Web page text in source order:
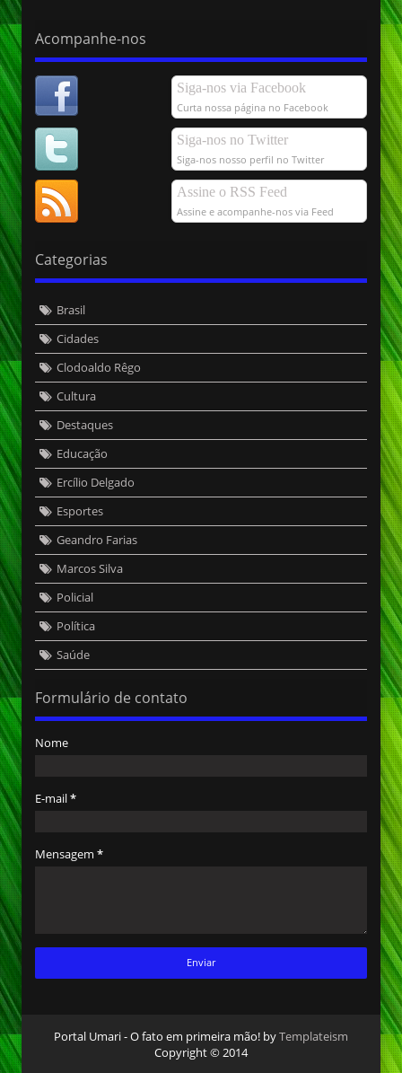
Acompanhe-nos
Siga-nos via Facebook
Curta nossa página no Facebook
Siga-nos no Twitter
Siga-nos nosso perfil no Twitter
Assine o RSS Feed
Assine e acompanhe-nos via Feed
Categorias
Brasil
Cidades
Clodoaldo Rêgo
Cultura
Destaques
Educação
Ercílio Delgado
Esportes
Geandro Farias
Marcos Silva
Policial
Política
Saúde
Formulário de contato
Nome
E-mail*
Mensagem *
Portal Umari - O fato em primeira mão! byTemplateism
Copyright © 2014